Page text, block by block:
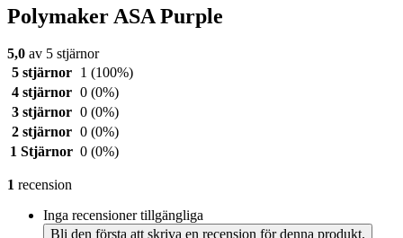
Polymaker ASA Purple
5,0 av 5 stjärnor
5 stjärnor
1 (100%)
4 stjärnor 0 (0%)
3 stjärnor 0 (0%)
2 stjärnor 0 (0%)
1 Stjärnor 0 (0%)
1 recension
Inga recensioner tillgängliga
Bli den första att skriva en recension för denna produkt.